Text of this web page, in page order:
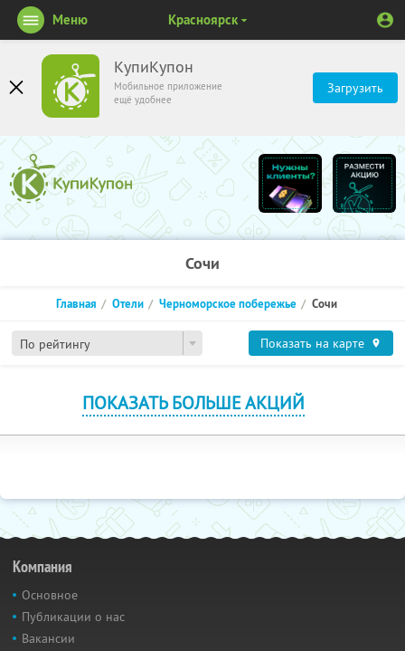
КупиКупон
Мобильное приложение
ещё удобнее
Загрузить
Меню Красноярск
Сочи
По рейтингу
Главная Отели Черноморское побережье Сочи
Показать на карте
ПОКАЗАТЬ БОЛЬШЕ АКЦИЙ
Компания
Основное
Публикации о нас
Вакансии